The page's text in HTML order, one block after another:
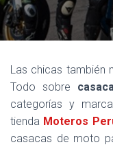
Las chicas también
Todo sobre
categorías y
tienda Moteros
casacas de moto